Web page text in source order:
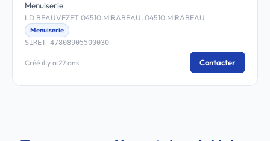
Menuiserie
LD BEAUVEZET 04510 MIRABEAU, 04510 MIRABEAU
Menuiserie
SIRET 47808905500030
Créé il y a 22 ans Contacter